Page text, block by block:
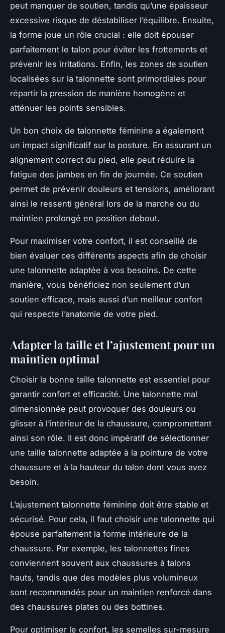
peut manquer de soutien, tandis qu’une épaisseur
excessive risque de déstabiliser l’équilibre. Ensuite,
la forme joue un rôle crucial : elle doit épouser
parfaitement le talon pour éviter les frottements et
prévenir les irritations. Enfin, les zones de soutien
localisées sur la talonnette sont primordiales pour
répartir la pression de manière homogène et
atténuer les points sensibles.
Un bon choix de talonnette féminine a également
un impact significatif sur la posture. En assurant un
alignement correct du pied, elle peut réduire la
fatigue des jambes en fin de journée. Ce soutien
permet de prévenir douleurs et tensions, améliorant
ainsi le ressenti général lors de la marche ou du
maintien prolongé en position debout.
Pour maximiser votre confort, il est conseillé de
bien évaluer ces différents aspects afin de choisir
une talonnette adaptée à vos besoins. De cette
manière, vous bénéficiez non seulement d’un
soutien efficace, mais aussi d’un meilleur confort
qui respecte l’anatomie de votre pied.
Adapter la taille et l’ajustement pour un
maintien optimal
Choisir la bonne taille talonnette est essentiel pour
garantir confort et efficacité. Une talonnette mal
dimensionnée peut provoquer des douleurs ou
glisser à l’intérieur de la chaussure, compromettant
ainsi son rôle. Il est donc impératif de sélectionner
une taille talonnette adaptée à la pointure de votre
chaussure et à la hauteur du talon dont vous avez
besoin.
L’ajustement talonnette féminine doit être stable et
sécurisé. Pour cela, il faut choisir une talonnette qui
épouse parfaitement la forme intérieure de la
chaussure. Par exemple, les talonnettes fines
conviennent souvent aux chaussures à talons
hauts, tandis que des modèles plus volumineux
sont recommandés pour un maintien renforcé dans
des chaussures plates ou des bottines.
Pour optimiser le confort, les semelles sur-mesure